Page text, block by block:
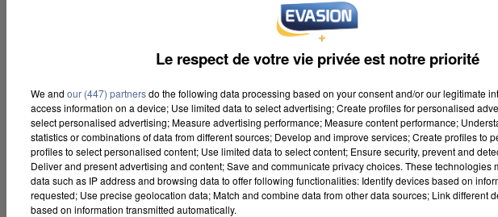
Le respect de votre vie privée est notre priorité
We and our (447) partnersdo the following data processing based on your consent and/or our legitimate
access information on a device; Use limited data to select advertising; Create profiles for personalised
select personalised advertising; Measure advertising performance; Measure content performance;
statistics or combinations of data from different sources; Develop and improve services; Create profiles to
profiles to select personalised content; Use limited data to select content; Ensure security, prevent and
Deliver and present advertising and content; Save and communicate privacy choices. These technologies
data such as IP address and browsing data to offer following functionalities: Identify devices based on
requested; Use precise geolocation data; Match and combine data from other data sources; Link different
based on information transmitted automatically.